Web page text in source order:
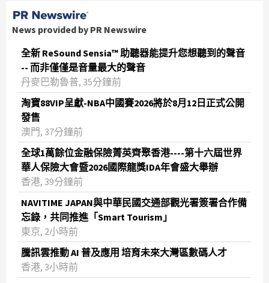
News provided by PR Newswire
全新 ReSound Sensia™ 助聽器能提升您想聽到的聲音
-- 而非僅僅是音量最大的聲音
丹麥巴勒魯普, 35分鐘前
淘寶88VIP呈獻-NBA中國賽2026將於8月12日正式公開
發售
澳門, 37分鐘前
全球1萬餘位金融保險菁英齊聚香港----第十六屆世界
華人保險大會暨2026國際龍獎IDA年會盛大舉辦
香港, 39分鐘前
NAVITIME JAPAN與中華民國交通部觀光署簽署合作備
忘錄，共同推進「Smart Tourism」
東京, 2小時前
騰訊雲推動 AI 普及應用 培育未來大灣區數碼人才
香港, 3小時前